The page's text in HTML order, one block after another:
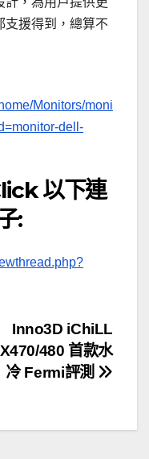
支援得到，總算不
Monitors/moni
dell-
以下連
:
Inno3D iChiLL
480 首款水
冷 Fermi評測